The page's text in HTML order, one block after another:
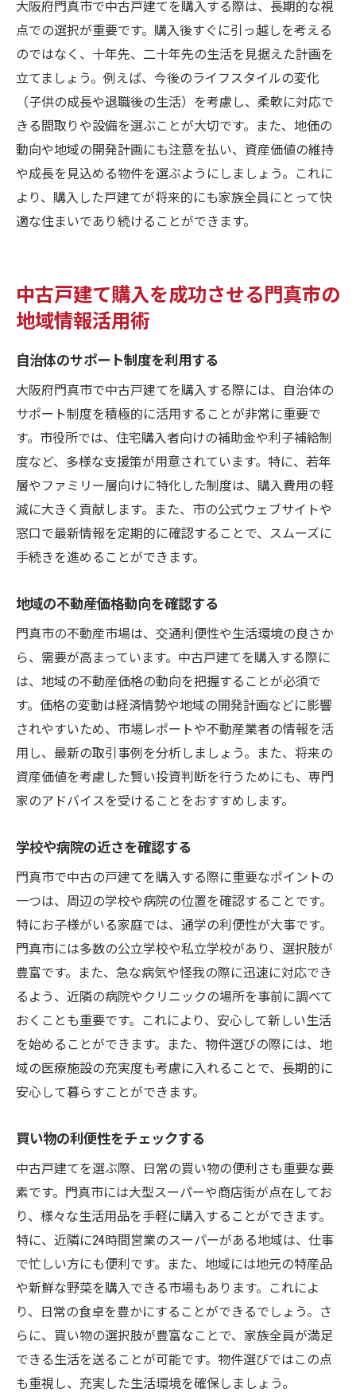
大阪府門真市で中古戸建てを購入する際は、長期的な視
点での選択が重要です。購入後すぐに引っ越しを考える
のではなく、十年先、二十年先の生活を見据えた計画を
立てましょう。例えば、今後のライフスタイルの変化
（子供の成長や退職後の生活）を考慮し、柔軟に対応で
きる間取りや設備を選ぶことが大切です。また、地価の
動向や地域の開発計画にも注意を払い、資産価値の維持
や成長を見込める物件を選ぶようにしましょう。これに
より、購入した戸建てが将来的にも家族全員にとって快
適な住まいであり続けることができます。
中古戸建て購入を成功させる門真市の
地域情報活用術
自治体のサポート制度を利用する
大阪府門真市で中古戸建てを購入する際には、自治体の
サポート制度を積極的に活用することが非常に重要で
す。市役所では、住宅購入者向けの補助金や利子補給制
度など、多様な支援策が用意されています。特に、若年
層やファミリー層向けに特化した制度は、購入費用の軽
減に大きく貢献します。また、市の公式ウェブサイトや
窓口で最新情報を定期的に確認することで、スムーズに
手続きを進めることができます。
地域の不動産価格動向を確認する
門真市の不動産市場は、交通利便性や生活環境の良さか
ら、需要が高まっています。中古戸建てを購入する際に
は、地域の不動産価格の動向を把握することが必須で
す。価格の変動は経済情勢や地域の開発計画などに影響
されやすいため、市場レポートや不動産業者の情報を活
用し、最新の取引事例を分析しましょう。また、将来の
資産価値を考慮した賢い投資判断を行うためにも、専門
家のアドバイスを受けることをおすすめします。
学校や病院の近さを確認する
門真市で中古の戸建てを購入する際に重要なポイントの
一つは、周辺の学校や病院の位置を確認することです。
特にお子様がいる家庭では、通学の利便性が大事です。
門真市には多数の公立学校や私立学校があり、選択肢が
豊富です。また、急な病気や怪我の際に迅速に対応でき
るよう、近隣の病院やクリニックの場所を事前に調べて
おくことも重要です。これにより、安心して新しい生活
を始めることができます。また、物件選びの際には、地
域の医療施設の充実度も考慮に入れることで、長期的に
安心して暮らすことができます。
買い物の利便性をチェックする
中古戸建てを選ぶ際、日常の買い物の便利さも重要な要
素です。門真市には大型スーパーや商店街が点在してお
り、様々な生活用品を手軽に購入することができます。
特に、近隣に24時間営業のスーパーがある地域は、仕事
で忙しい方にも便利です。また、地域には地元の特産品
や新鮮な野菜を購入できる市場もあります。これによ
り、日常の食卓を豊かにすることができるでしょう。さ
らに、買い物の選択肢が豊富なことで、家族全員が満足
できる生活を送ることが可能です。物件選びではこの点
も重視し、充実した生活環境を確保しましょう。